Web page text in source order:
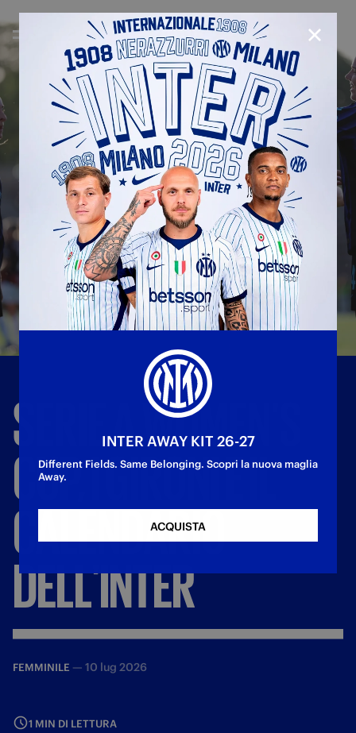
SERIEAWOMEN'S
CUP,IGIRONIEIL
CALENDARIO
DELL'INTER
FEMMINILE — 10 lug 2026
1 MIN DI LETTURA
INTER AWAY KIT 26-27
Different Fields. Same Belonging. Scopri la nuova maglia
Away.
ACQUISTA